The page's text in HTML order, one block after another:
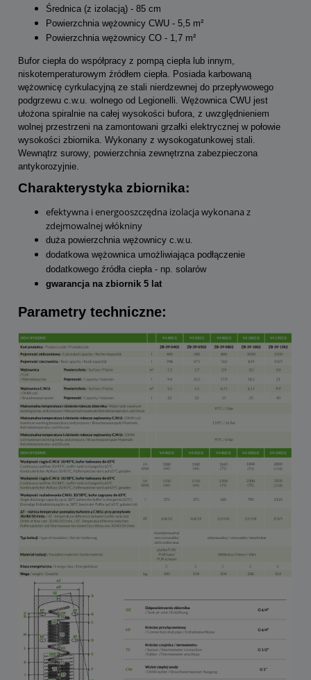
Średnica (z izolacją) - 85 cm
Powierzchnia wężownicy CWU - 5,5 m²
Powierzchnia wężownicy CO - 1,7 m²
Bufor ciepła do współpracy z pompą ciepła lub innym,
niskotemperaturowym źródłem ciepła. Posiada karbowaną
wężownicę cyrkulacyjną ze stali nierdzewnej do przepływowego
podgrzewu c.w.u. wolnego od Legionelli. Wężownica CWU jest
ułożona spiralnie na całej wysokości bufora, z uwzględnieniem
wolnej przestrzeni na zamontowani grzałki elektrycznej w połowie
wysokości zbiornika. Wykonany z wysokogatunkowej stali.
Wewnątrz surowy, powierzchnia zewnętrzna zabezpieczona
antykorozyjnie.
Charakterystyka zbiornika:
efektywna i energooszczędna izolacja wykonana z
zdejmowalnej włókniny
duża powierzchnia wężownicy c.w.u.
dodatkowa wężownica umożliwiająca podłączenie
dodatkowego źródła ciepła - np. solarów
gwarancja na zbiornik 5 lat
Parametry techniczne: